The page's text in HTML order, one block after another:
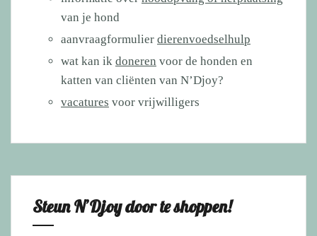
van je hond
aanvraagformulier dierenvoedselhulp
wat kan ik doneren voor de honden en
katten van cliënten van N’Djoy?
vacatures voor vrijwilligers
Steun N’Djoy door te shoppen!